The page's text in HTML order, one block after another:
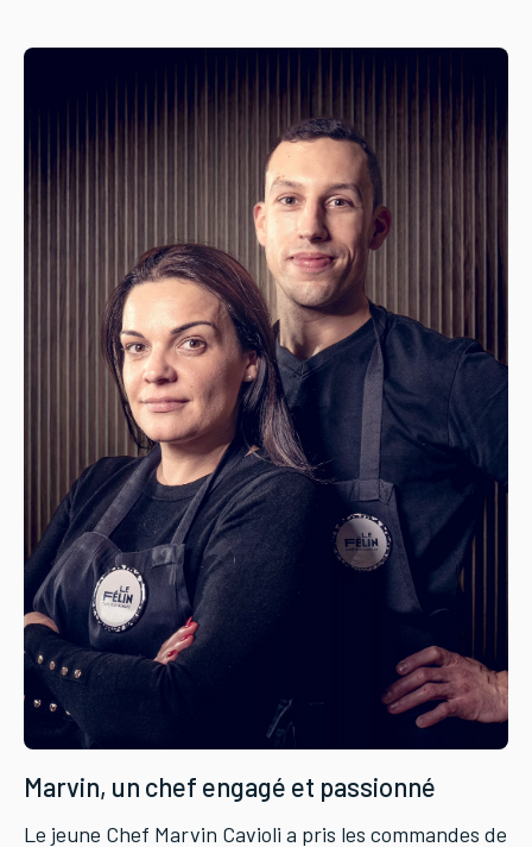
Marvin, un chef engagé et passionné
Le jeune Chef Marvin Cavioli a pris les commandes de